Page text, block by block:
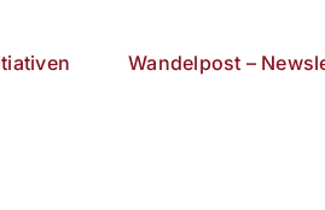
Wandelpost –